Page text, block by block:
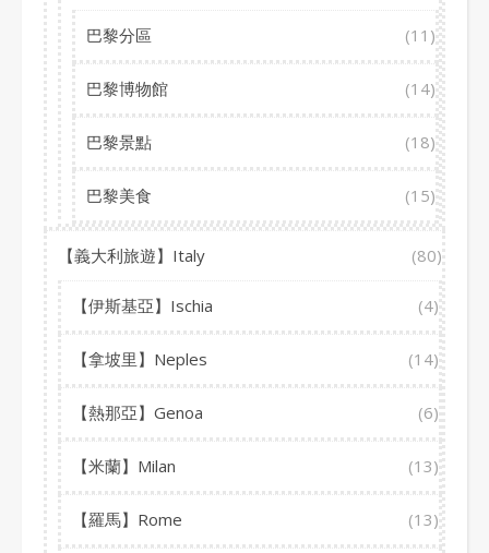
巴黎分區 (11)
巴黎博物館 (14)
巴黎景點 (18)
巴黎美食 (15)
【義大利旅遊】Italy (80)
【伊斯基亞】Ischia (4)
【拿坡里】Neples (14)
【熱那亞】Genoa (6)
【米蘭】Milan (13)
【羅馬】Rome (13)